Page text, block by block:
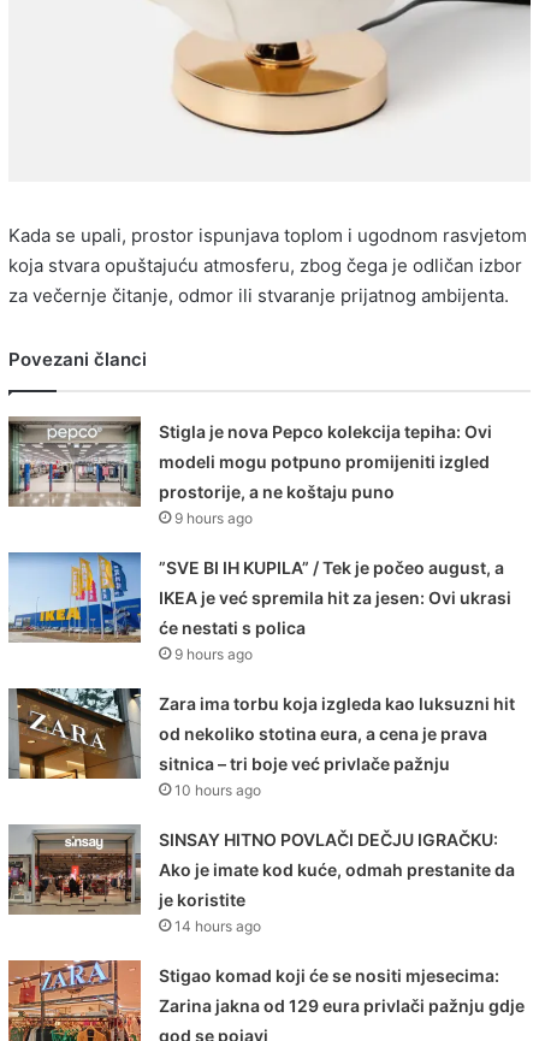
Kada se upali, prostor ispunjava toplom i ugodnom rasvjetom
koja stvara opuštajuću atmosferu, zbog čega je odličan izbor
za večernje čitanje, odmor ili stvaranje prijatnog ambijenta.
Povezani članci
Stigla je nova Pepco kolekcija tepiha: Ovi
modeli mogu potpuno promijeniti izgled
prostorije, a ne koštaju puno
9 hours ago
”SVE BI IH KUPILA” / Tek je počeo august, a
IKEA je već spremila hit za jesen: Ovi ukrasi
će nestati s polica
9 hours ago
Zara ima torbu koja izgleda kao luksuzni hit
od nekoliko stotina eura, a cena je prava
sitnica – tri boje već privlače pažnju
10 hours ago
SINSAY HITNO POVLAČI DEČJU IGRAČKU:
Ako je imate kod kuće, odmah prestanite da
je koristite
14 hours ago
Stigao komad koji će se nositi mjesecima:
Zarina jakna od 129 eura privlači pažnju gdje
god se pojavi